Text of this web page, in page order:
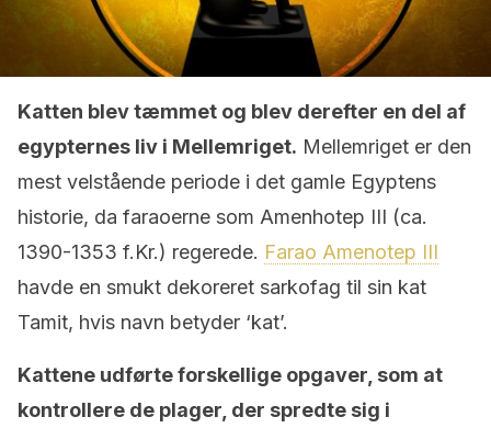
Katten blev tæmmet og blev derefter en del af
egypternes liv i Mellemriget. Mellemriget er den
mest velstående periode i det gamle Egyptens
historie, da faraoerne som Amenhotep III (ca.
1390-1353 f.Kr.) regerede. Farao Amenotep III
havde en smukt dekoreret sarkofag til sin kat
Tamit, hvis navn betyder ‘kat’.
Kattene udførte forskellige opgaver, som at
kontrollere de plager, der spredte sig i